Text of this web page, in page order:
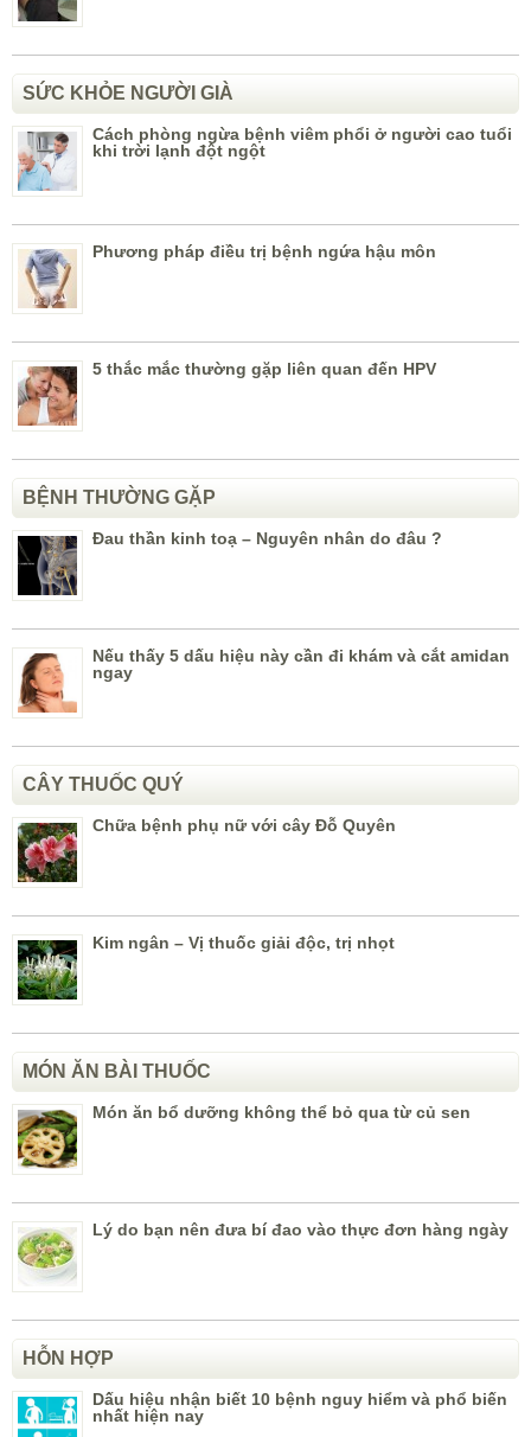
SỨC KHỎE NGƯỜI GIÀ
Cách phòng ngừa bệnh viêm phổi ở người cao tuổi
khi trời lạnh đột ngột
Phương pháp điều trị bệnh ngứa hậu môn
5 thắc mắc thường gặp liên quan đến HPV
BỆNH THƯỜNG GẶP
Đau thần kinh toạ – Nguyên nhân do đâu ?
Nếu thấy 5 dấu hiệu này cần đi khám và cắt amidan
ngay
CÂY THUỐC QUÝ
Chữa bệnh phụ nữ với cây Đỗ Quyên
Kim ngân – Vị thuốc giải độc, trị nhọt
MÓN ĂN BÀI THUỐC
Món ăn bổ dưỡng không thể bỏ qua từ củ sen
Lý do bạn nên đưa bí đao vào thực đơn hàng ngày
HỖN HỢP
Dấu hiệu nhận biết 10 bệnh nguy hiểm và phổ biến
nhất hiện nay